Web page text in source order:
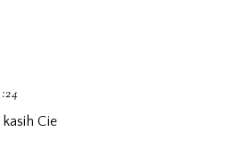
Cie